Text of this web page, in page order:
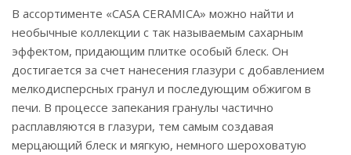
В ассортименте «CASA CERAMICA» можно найти и
необычные коллекции с так называемым сахарным
эффектом, придающим плитке особый блеск. Он
достигается за счет нанесения глазури с добавлением
мелкодисперсных гранул и последующим обжигом в
печи. В процессе запекания гранулы частично
расплавляются в глазури, тем самым создавая
мерцающий блеск и мягкую, немного шероховатую